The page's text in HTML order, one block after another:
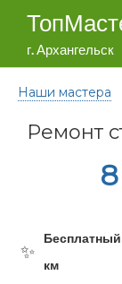
г. Архангельск
Наши мастера
Ремонт
км